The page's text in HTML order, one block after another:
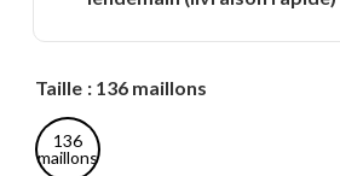
Taille : 136 maillons
136
maillons